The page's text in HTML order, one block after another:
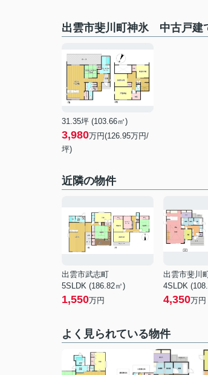
出雲市斐川町神氷 中古戸建
31.35坪 (103.66㎡)
3,980万円(126.95万円/
坪)
近隣の物件
出雲市武志町
5SLDK (186.82㎡)
1,550万円
出雲市斐川
4SLDK
4,350万円
よく見られている物件